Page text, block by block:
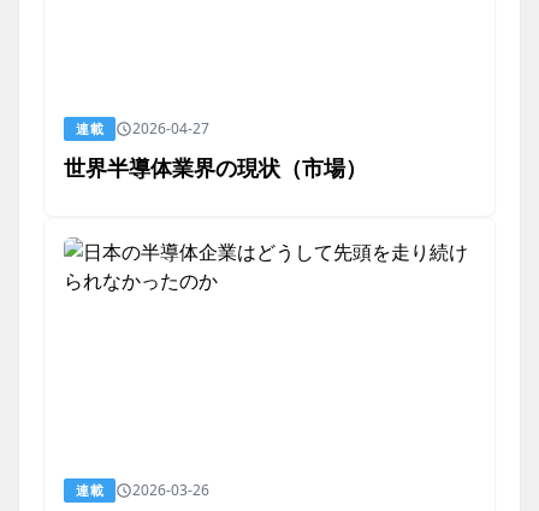
連載 2026-04-27
世界半導体業界の現状（市場）
連載 2026-03-26